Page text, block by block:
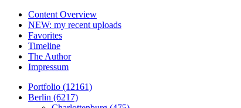
Content Overview
NEW: my recent uploads
Favorites
Timeline
The Author
Impressum
Portfolio (12161)
Berlin (6217)